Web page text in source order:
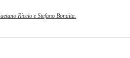
Riccio e Stefano Bonaita.